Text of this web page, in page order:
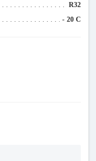
R32
- 20 C